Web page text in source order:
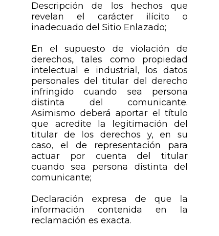
Descripción de los hechos que
revelan el carácter ilícito o
inadecuado del Sitio Enlazado;
En el supuesto de violación de
derechos, tales como propiedad
intelectual e industrial, los datos
personales del titular del derecho
infringido cuando sea persona
distinta del comunicante.
Asimismo deberá aportar el título
que acredite la legitimación del
titular de los derechos y, en su
caso, el de representación para
actuar por cuenta del titular
cuando sea persona distinta del
comunicante;
Declaración expresa de que la
información contenida en la
reclamación es exacta.